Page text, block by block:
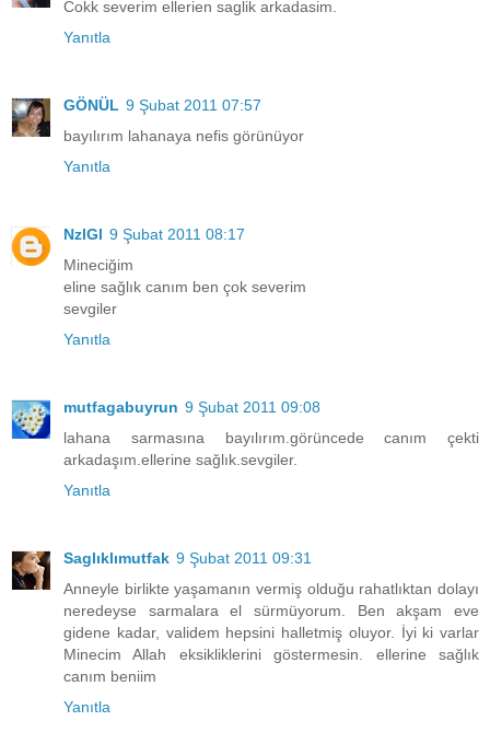
Cokk severim ellerien saglik arkadasim.
Yanıtla
GÖNÜL 9 Şubat 2011 07:57
bayılırım lahanaya nefis görünüyor
Yanıtla
NzlGl 9 Şubat 2011 08:17
Mineciğim
eline sağlık canım ben çok severim
sevgiler
Yanıtla
mutfagabuyrun 9 Şubat 2011 09:08
lahana sarmasına bayılırım.görüncede canım çekti
arkadaşım.ellerine sağlık.sevgiler.
Yanıtla
Saglıklımutfak 9 Şubat 2011 09:31
Anneyle birlikte yaşamanın vermiş olduğu rahatlıktan dolayı
neredeyse sarmalara el sürmüyorum. Ben akşam eve
gidene kadar, validem hepsini halletmiş oluyor. İyi ki varlar
Minecim Allah eksikliklerini göstermesin. ellerine sağlık
canım beniim
Yanıtla